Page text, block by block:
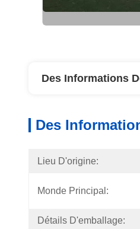
Des Informations
Des
Lieu D'origine:
Monde Principal:
Détails D'emballage: